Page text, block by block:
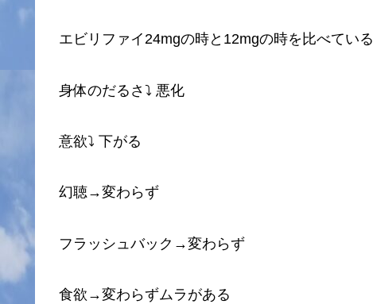
エビリファイ24mgの時と12mgの時を比べている
身体のだるさ⤵︎ ︎悪化
意欲⤵︎ ︎下がる
幻聴→変わらず
フラッシュバック→変わらず
食欲→変わらずムラがある